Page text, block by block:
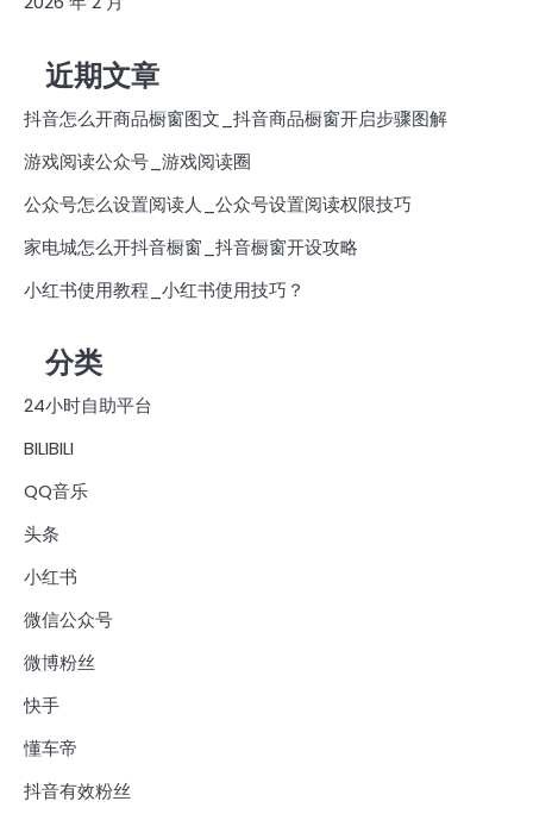
近期文章
抖音怎么开商品橱窗图文_抖音商品橱窗开启步骤图解
游戏阅读公众号_游戏阅读圈
公众号怎么设置阅读人_公众号设置阅读权限技巧
家电城怎么开抖音橱窗_抖音橱窗开设攻略
小红书使用教程_小红书使用技巧？
分类
24小时自助平台
BILIBILI
QQ音乐
头条
小红书
微信公众号
微博粉丝
快手
懂车帝
抖音有效粉丝